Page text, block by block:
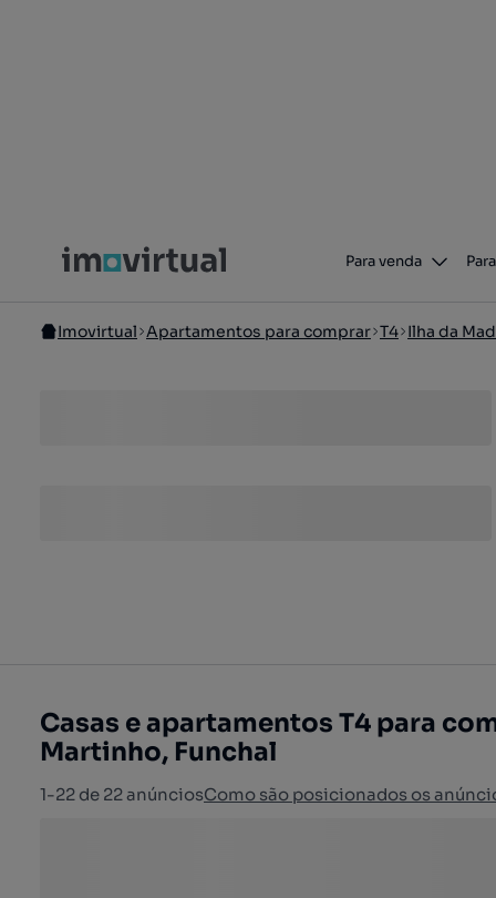
Para venda
Imovirtual Apartamentos para comprar T4 Ilha da
Casas e apartamentos T4 para
Martinho, Funchal
1-22 de 22 anúnciosComo são posicionados os